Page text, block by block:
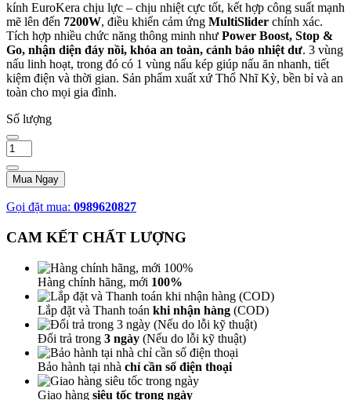
kính EuroKera chịu lực – chịu nhiệt cực tốt, kết hợp công suất mạnh
mẽ lên đến 7200W, điều khiển cảm ứng MultiSlider chính xác.
Tích hợp nhiều chức năng thông minh như Power Boost, Stop &
Go, nhận diện đáy nồi, khóa an toàn, cảnh báo nhiệt dư. 3 vùng
nấu linh hoạt, trong đó có 1 vùng nấu kép giúp nấu ăn nhanh, tiết
kiệm điện và thời gian. Sản phẩm xuất xứ Thổ Nhĩ Kỳ, bền bỉ và an
toàn cho mọi gia đình.
Số lượng
Mua Ngay
Gọi đặt mua: 0989620827
CAM KẾT CHẤT LƯỢNG
Hàng chính hãng, mới 100%
Lắp đặt và Thanh toán khi nhận hàng (COD)
Đổi trả trong 3 ngày (Nếu do lỗi kỹ thuật)
Bảo hành tại nhà chỉ cần số điện thoại
Giao hàng siêu tốc trong ngày